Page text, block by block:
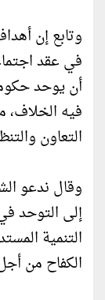
وتابع إن
في عقد
أن يوحد
فيه الخلاف،
التعاون
وقال ندعو
إلى التوحد
التنمية
الكفاح من